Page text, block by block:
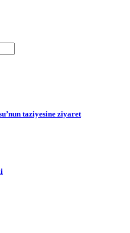
taziyesine ziyaret